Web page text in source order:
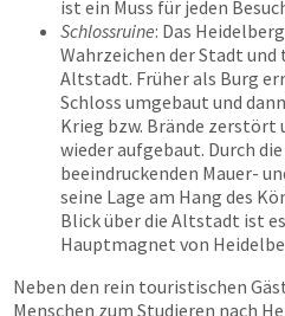
ist ein Muss für jeden
Schlossruine: Das
Wahrzeichen der Stadt
Altstadt. Früher als Burg
Schloss umgebaut und
Krieg bzw. Brände zerstört
wieder aufgebaut. Durch
beeindruckenden Mauer-
seine Lage am Hang des
Blick über die Altstadt ist
Hauptmagnet von
Neben den rein touristischen
Menschen zum Studieren nach